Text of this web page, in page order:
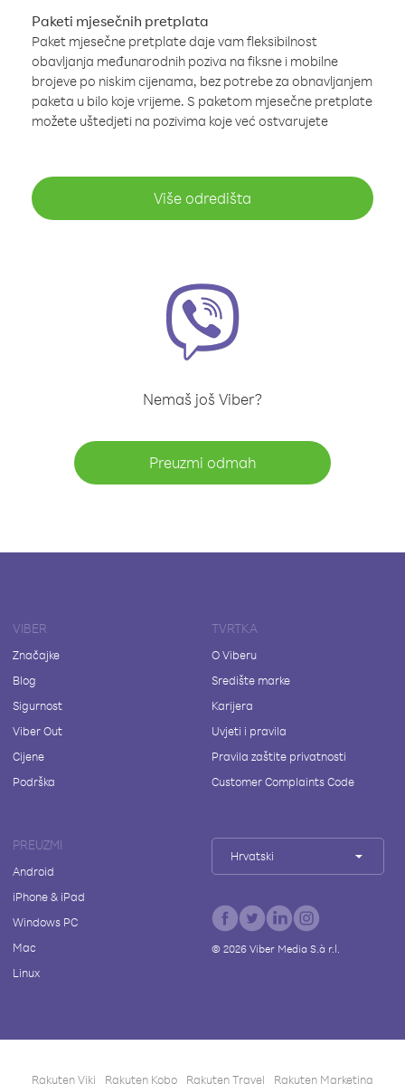
Paketi mjesečnih pretplata
Paket mjesečne pretplate daje vam fleksibilnost
obavljanja međunarodnih poziva na fiksne i mobilne
brojeve po niskim cijenama, bez potrebe za obnavljanjem
paketa u bilo koje vrijeme. S paketom mjesečne pretplate
možete uštedjeti na pozivima koje već ostvarujete
Više odredišta
Nemaš još Viber?
Preuzmi odmah
VIBER
Značajke
Blog
Sigurnost
Viber Out
Cijene
Podrška
TVRTKA
O Viberu
Središte marke
Karijera
Uvjeti i pravila
Pravila zaštite privatnosti
Customer Complaints Code
PREUZMI
Android
iPhone & iPad
Windows PC
Mac
Linux
Hrvatski
© 2026Viber Media S.à r.l.
Rakuten Viki Rakuten Kobo Rakuten Travel Rakuten Marketing